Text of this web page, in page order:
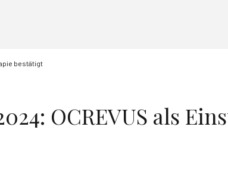
bestätigt
OCREVUS als